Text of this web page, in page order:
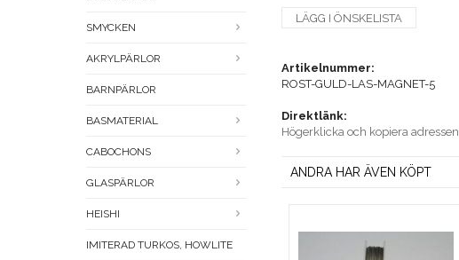
SMYCKEN
AKRYLPÄRLOR
BARNPÄRLOR
BASMATERIAL
CABOCHONS
GLASPÄRLOR
HEISHI
IMITERAD TURKOS, HOWLITE
LÄGG I ÖNSKELISTA
Artikelnummer:
ROST-GULD-LAS-MAGNET-5
Direktlänk:
Högerklicka och kopiera adressen
ANDRA HAR ÄVEN KÖPT